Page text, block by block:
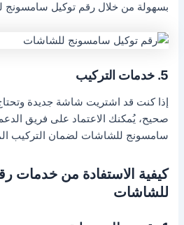
بسهولة من خلال رقم توكيل سامسونج
5. خدمات التركيب
إذا كنت قد اشتريت شاشة جديدة
صحيح، يُمكنك الاعتماد على فريق
سامسونج للشاشات لضمان التركيب
كيفية الاستفادة من خدمات
للشاشات